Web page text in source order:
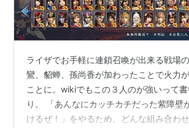
ライザでお手軽に連鎖召喚が出来る戦場
鸞、貂蝉、孫尚香が加わったことで火力
ことに。wikiでもこの３人のが強いって
り。 「あんなにカッチカチだった紫障壁
けるぜ！」をやるため、どんな組み合わ